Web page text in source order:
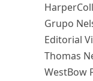
Grupo
Editorial
Thomas
WestBow